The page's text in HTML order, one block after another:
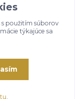
s použitím súborov
týkajúce sa
tu